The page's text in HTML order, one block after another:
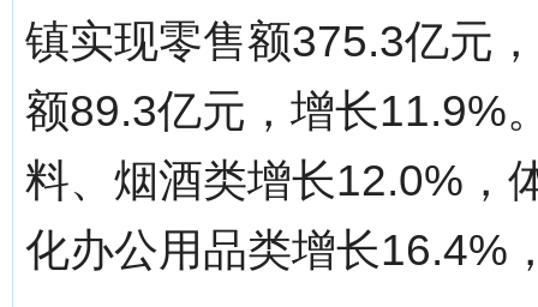
镇实现零售额375.3亿元
额89.3亿元，增长11.9%
料、烟酒类增长12.0%，
化办公用品类增长16.4%